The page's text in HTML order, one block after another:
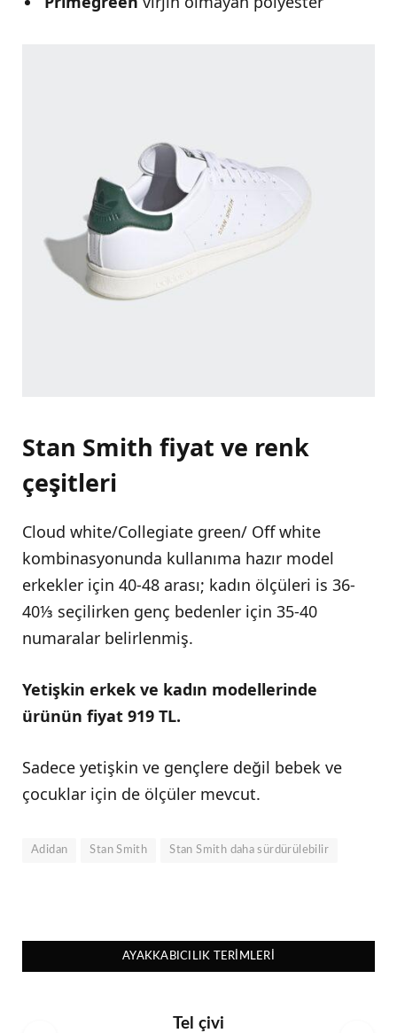
Stan Smith fiyat ve renk
çeşitleri
Cloud white/Collegiate green/ Off white
kombinasyonunda kullanıma hazır model
erkekler için 40-48 arası; kadın ölçüleri is 36-
40⅓ seçilirken genç bedenler için 35-40
numaralar belirlenmiş.
Yetişkin erkek ve kadın modellerinde
ürünün fiyat 919 TL.
Sadece yetişkin ve gençlere değil bebek ve
çocuklar için de ölçüler mevcut.
Adidan Stan Smith Stan Smith daha sürdürülebilir
AYAKKABICILIK TERIMLERI
Tel çivi